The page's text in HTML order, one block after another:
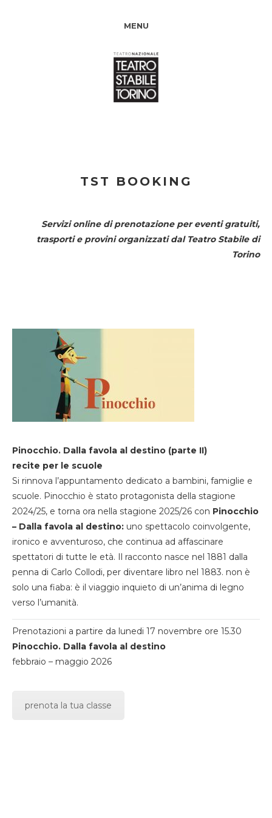
MENU
TST BOOKING
Servizi online di prenotazione per eventi gratuiti,
trasporti e provini organizzati dal Teatro Stabile di
Torino
Pinocchio. Dalla favola al destino (parte II)
recite per le scuole
Si rinnova l’appuntamento dedicato a bambini, famiglie e
scuole. Pinocchio è stato protagonista della stagione
2024/25, e torna ora nella stagione 2025/26 con Pinocchio
– Dalla favola al destino: uno spettacolo coinvolgente,
ironico e avventuroso, che continua ad affascinare
spettatori di tutte le età. Il racconto nasce nel 1881 dalla
penna di Carlo Collodi, per diventare libro nel 1883. non è
solo una fiaba: è il viaggio inquieto di un’anima di legno
verso l’umanità.
Prenotazioni a partire da lunedi 17 novembre ore 15.30
Pinocchio. Dalla favola al destino
febbraio – maggio 2026
prenota la tua classe